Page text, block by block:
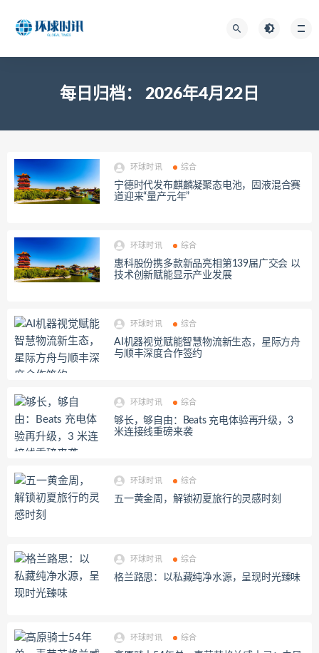
每日归档： 2026年4月22日
环球时讯 综合
宁德时代发布麒麟凝聚态电池，固液混合赛
道迎来“量产元年”
环球时讯 综合
惠科股份携多款新品亮相第139届广交会 以
技术创新赋能显示产业发展
环球时讯 综合
AI机器视觉赋能智慧物流新生态，星际方舟
与顺丰深度合作签约
环球时讯 综合
够长，够自由：Beats 充电体验再升级，3
米连接线重磅来袭
环球时讯 综合
五一黄金周，解锁初夏旅行的灵感时刻
环球时讯 综合
格兰路思：以私藏纯净水源，呈现时光臻味
环球时讯 综合